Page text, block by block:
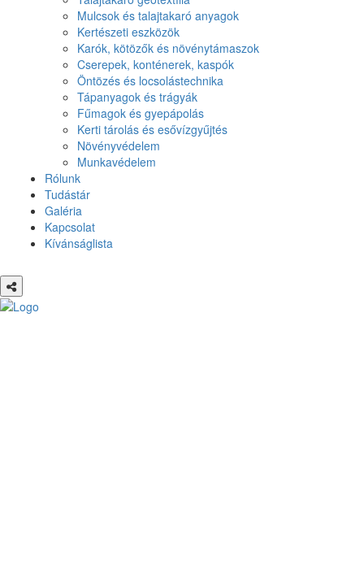
Mulcsok és talajtakaró anyagok
Kertészeti eszközök
Karók, kötözők és növénytámaszok
Cserepek, konténerek, kaspók
Öntözés és locsolástechnika
Tápanyagok és trágyák
Fűmagok és gyepápolás
Kerti tárolás és esővízgyűjtés
Növényvédelem
Munkavédelem
Rólunk
Tudástár
Galéria
Kapcsolat
Kívánságlista